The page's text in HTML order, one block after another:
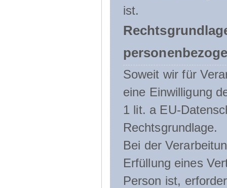
ist.
Soweit wir für
eine Einwilligung
1 lit. a EU-
Rechtsgrundlage.
Bei der
Erfüllung eines
Person ist,